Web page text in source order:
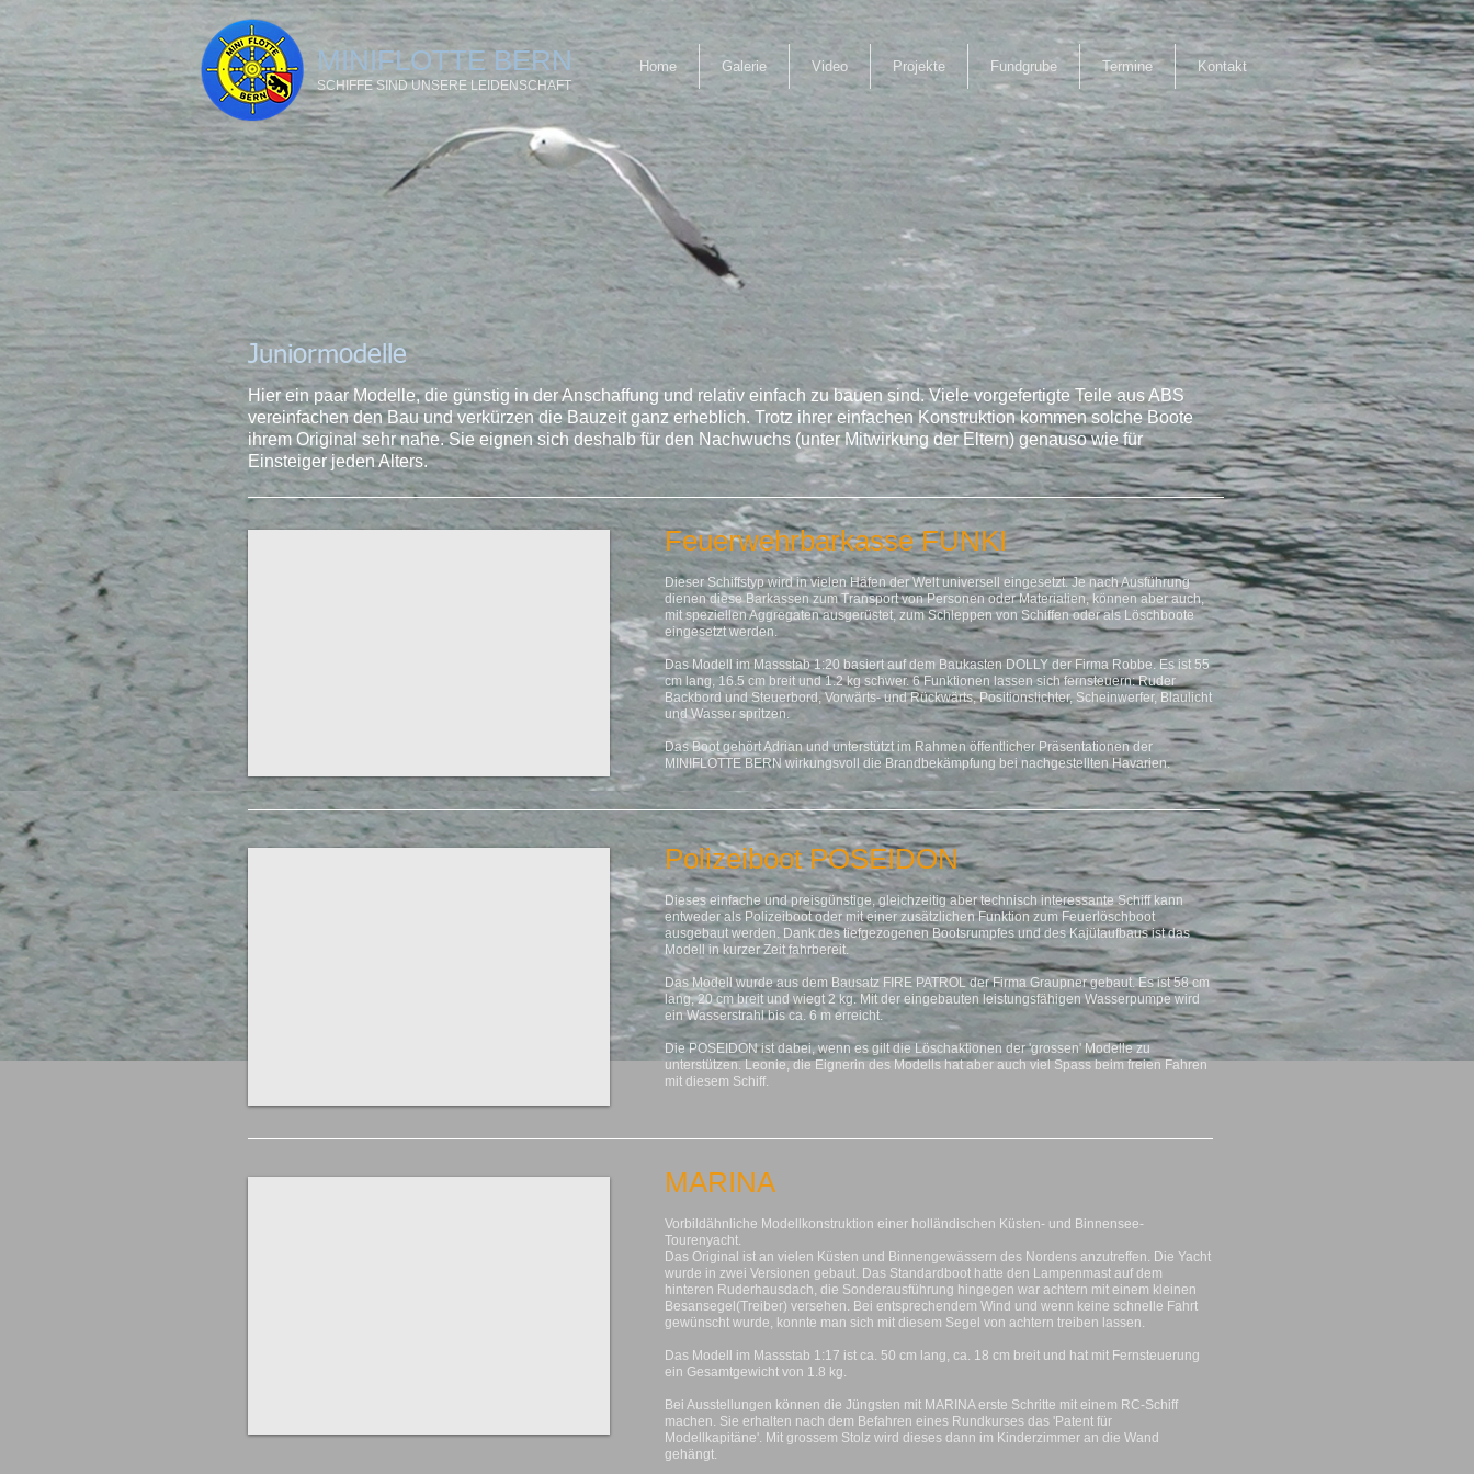
Juniormodelle
Hier ein paar Modelle, die günstig in der Anschaffung und relativ einfach zu bauen sind. Viele vorgefertigte Teile aus ABS
vereinfachen den Bau und verkürzen die Bauzeit ganz erheblich. Trotz ihrer einfachen Konstruktion kommen solche Boote
ihrem Original sehr nahe. Sie eignen sich deshalb für den Nachwuchs (unter Mitwirkung der Eltern) genauso wie für
Einsteiger jeden Alters.
Feuerwehrbarkasse FUNKI
Dieser Schiffstyp wird in vielen Häfen der Welt universell eingesetzt. Je nach Ausführung
dienen diese Barkassen zum Transport von Personen oder Materialien, können aber auch,
mit speziellen Aggregaten ausgerüstet, zum Schleppen von Schiffen oder als Löschboote
eingesetzt werden.
Das Modell im Massstab 1:20 basiert auf dem Baukasten DOLLY der Firma Robbe. Es ist 55
cm lang, 16.5 cm breit und 1.2 kg schwer. 6 Funktionen lassen sich fernsteuern: Ruder
Backbord und Steuerbord, Vorwärts- und Rückwärts, Positionslichter, Scheinwerfer, Blaulicht
und Wasser spritzen.
Das Boot gehört Adrian und unterstützt im Rahmen öffentlicher Präsentationen der
MINIFLOTTE BERN wirkungsvoll die Brandbekämpfung bei nachgestellten Havarien.
Polizeiboot POSEIDON
Dieses einfache und preisgünstige, gleichzeitig aber technisch interessante Schiff kann
entweder als Polizeiboot oder mit einer zusätzlichen Funktion zum Feuerlöschboot
ausgebaut werden. Dank des tiefgezogenen Bootsrumpfes und des Kajütaufbaus ist das
Modell in kurzer Zeit fahrbereit.
Das Modell wurde aus dem Bausatz FIRE PATROL der Firma Graupner gebaut. Es ist 58 cm
lang, 20 cm breit und wiegt 2 kg. Mit der eingebauten leistungsfähigen Wasserpumpe wird
ein Wasserstrahl bis ca. 6 m erreicht.
Die POSEIDON ist dabei, wenn es gilt die Löschaktionen der 'grossen' Modelle zu
unterstützen. Leonie, die Eignerin des Modells hat aber auch viel Spass beim freien Fahren
mit diesem Schiff.
MARINA
Vorbildähnliche Modellkonstruktion einer holländischen Küsten- und Binnensee-
Tourenyacht.
Das Original ist an vielen Küsten und Binnengewässern des Nordens anzutreffen. Die Yacht
wurde in zwei Versionen gebaut. Das Standardboot hatte den Lampenmast auf dem
hinteren Ruderhausdach, die Sonderausführung hingegen war achtern mit einem kleinen
Besansegel(Treiber) versehen. Bei entsprechendem Wind und wenn keine schnelle Fahrt
gewünscht wurde, konnte man sich mit diesem Segel von achtern treiben lassen.
Das Modell im Massstab 1:17 ist ca. 50 cm lang, ca. 18 cm breit und hat mit Fernsteuerung
ein Gesamtgewicht von 1.8 kg.
Bei Ausstellungen können die Jüngsten mit MARINA erste Schritte mit einem RC-Schiff
machen. Sie erhalten nach dem Befahren eines Rundkurses das 'Patent für
Modellkapitäne'. Mit grossem Stolz wird dieses dann im Kinderzimmer an die Wand
gehängt.
MINIFLOTTE BERN
SCHIFFE SIND UNSERE LEIDENSCHAFT
Home Galerie Video Projekte Fundgrube Termine Kontakt